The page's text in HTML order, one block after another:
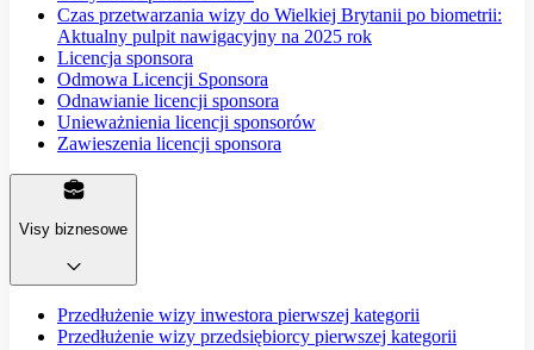
Czas przetwarzania wizy do Wielkiej Brytanii po biometrii:
Aktualny pulpit nawigacyjny na 2025 rok
Licencja sponsora
Odmowa Licencji Sponsora
Odnawianie licencji sponsora
Unieważnienia licencji sponsorów
Zawieszenia licencji sponsora
Visy biznesowe
Przedłużenie wizy inwestora pierwszej kategorii
Przedłużenie wizy przedsiębiorcy pierwszej kategorii